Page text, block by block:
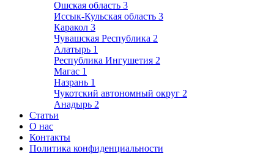
Ошская область 3
Иссык-Кульская область 3
Каракол 3
Чувашская Республика 2
Алатырь 1
Республика Ингушетия 2
Магас 1
Назрань 1
Чукотский автономный округ 2
Анадырь 2
Статьи
О нас
Контакты
Политика конфиденциальности